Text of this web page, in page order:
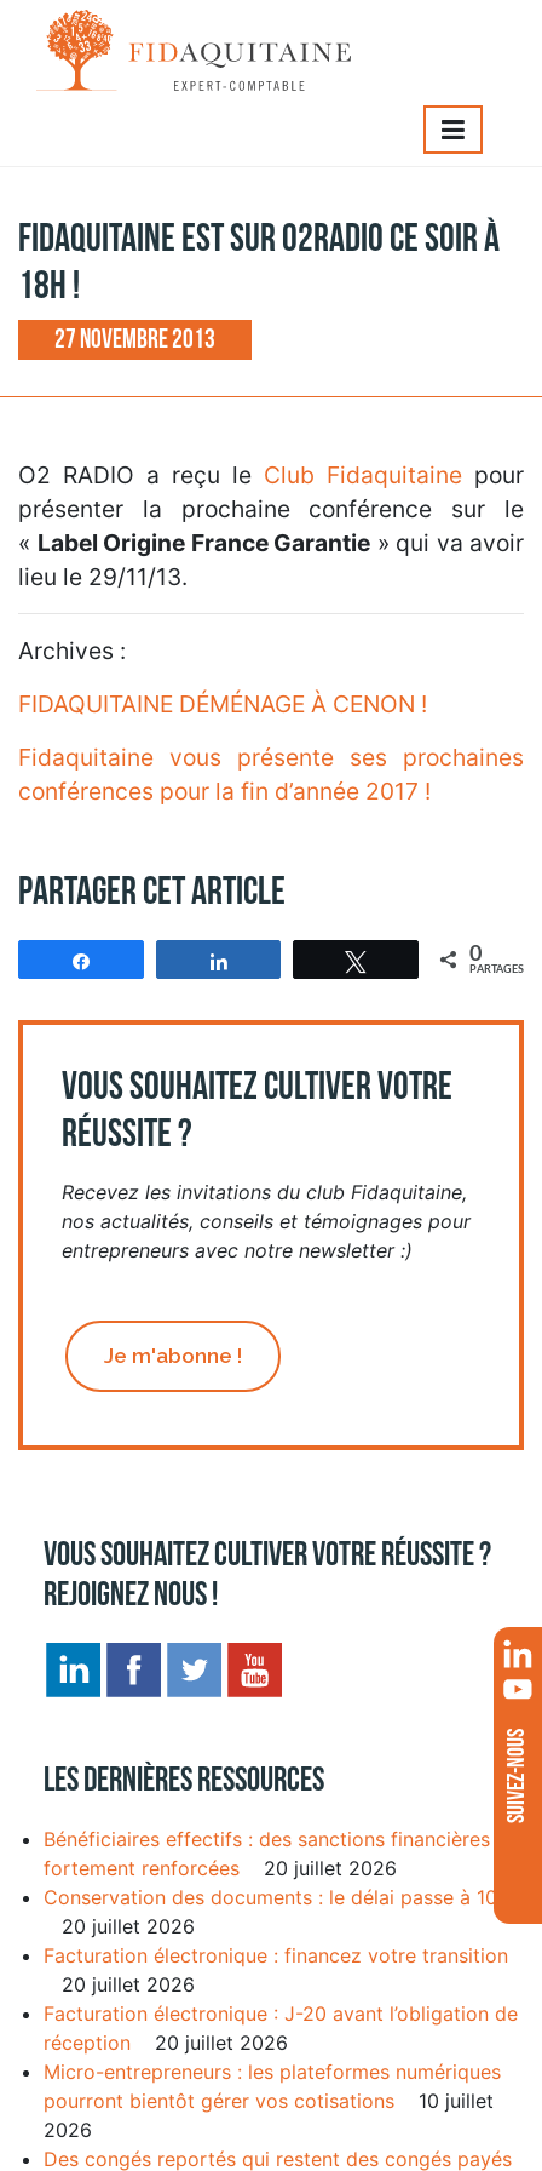
FIDAQUITAINE EST SUR O2RADIO CE SOIR
FIDAQUITAINE EST SUR O2RADIO CE SOIR À
18H !
27 novembre 2013
O2 RADIO a reçu le Club Fidaquitaine pour
présenter la prochaine conférence sur le
« Label Origine France Garantie » qui va avoir
lieu le 29/11/13.
Archives :
FIDAQUITAINE DÉMÉNAGE À CENON !
Fidaquitaine vous présente ses prochaines
conférences pour la fin d’année 2017 !
Partager cet article
Tweetez 0
PARTAGES
VOUS SOUHAITEZ CULTIVER VOTRE
RÉUSSITE ?
Recevez les invitations du club Fidaquitaine,
nos actualités, conseils et témoignages pour
entrepreneurs avec notre newsletter :)
Je m'abonne !
Vous souhaitez cultiver votre réussite ?
Rejoignez nous !
Les dernières ressources
Bénéficiaires effectifs : des sanctions financières
fortement renforcées
20 juillet 2026
Conservation des documents : le délai passe à 10 ans
20 juillet 2026
Facturation électronique : financez votre transition
20 juillet 2026
Facturation électronique : J-20 avant l’obligation de
réception
20 juillet 2026
Micro-entrepreneurs : les plateformes numériques
pourront bientôt gérer vos cotisations
10 juillet
2026
Des congés reportés qui restent des congés payés
SUIVEZ-NOUS